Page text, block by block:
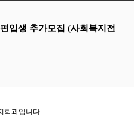
입생 추가모집 (사회복지전
학과입니다.